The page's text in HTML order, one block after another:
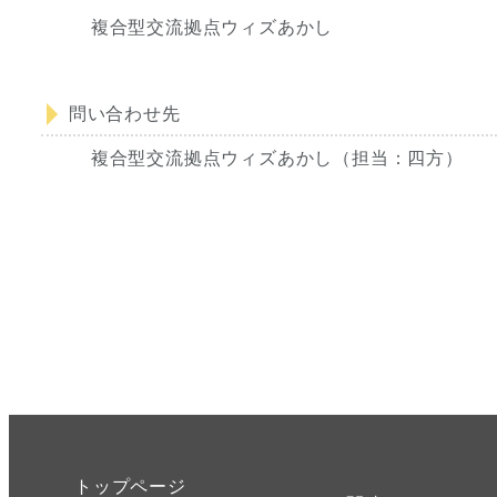
複合型交流拠点ウィズあかし
問い合わせ先
複合型交流拠点ウィズあかし（担当：四方）
トップページ